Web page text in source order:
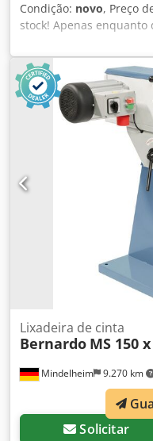
Condição: novo, Preço
stock! Apenas enquanto
do stock, acrescido de
Tipo/Modelo: MS 75 x
da correia: 75 x 2000
Velocidade da correia:
x L: 200 / 80 mm Mesa
75 mm Ligação de
do motor S1 100%: 2,4 /
motor S6 40%: 3,0 / 4,0
x A): 1080 x 440 x 1000
original de produtos
Mindelheim 9.270 km
Lixadeira de cinta
Bernardo MS 150
Solicitar